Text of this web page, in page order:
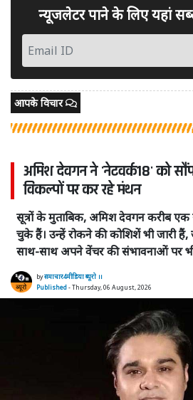
न्यूजलेटर पाने के लिए यहां
आपके विचार
अमिश देवगन ने 'नेटवर्क18' को
विकल्पों पर कर रहे मंथन
सूत्रों के मुताबिक, अमिश देवगन करीब एक
चुके हैं। उन्हें रोकने की कोशिशें भी जारी
साथ-साथ अपने वेंचर की संभावनाओं पर
byसमाचार4मीडिया ब्यूरो ।।
Published- Thursday, 06 August, 2026